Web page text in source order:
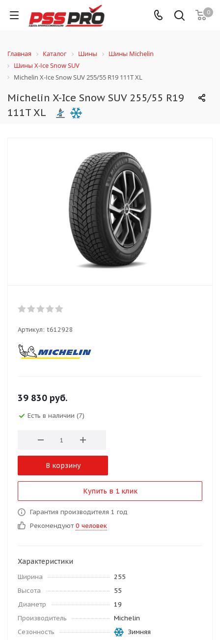
0
Главная Каталог Шины
Шины Michelin
Шины X-Ice Snow SUV
Michelin X-Ice Snow SUV 255/55 R19 111T XL
Michelin X-Ice Snow SUV 255/55 R19
111T XL
Артикул: t612928
39 830 руб.
Есть в наличии (7)
В корзину
Купить в 1 клик
Гарантия производителя 1 год
Рекомендуют 0 человек
Характеристики
Ширина
255
Высота
55
Диаметр
19
Производитель
Michelin
Сезонность
Зимняя